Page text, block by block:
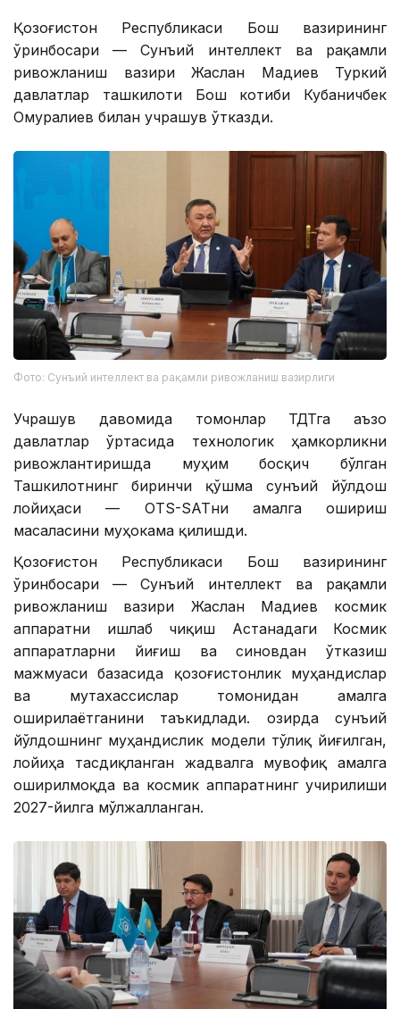
Қозоғистон Республикаси Бош вазирининг
ўринбосари — Сунъий интеллект ва рақамли
ривожланиш вазири Жаслан Мадиев Туркий
давлатлар ташкилоти Бош котиби Кубаничбек
Омуралиев билан учрашув ўтказди.
Фото: Сунъий интеллект ва рақамли ривожланиш вазирлиги
Учрашув давомида томонлар ТДТга аъзо
давлатлар ўртасида технологик ҳамкорликни
ривожлантиришда муҳим босқич бўлган
Ташкилотнинг биринчи қўшма сунъий йўлдош
лойиҳаси — OTS-SATни амалга ошириш
масаласини муҳокама қилишди.
Қозоғистон Республикаси Бош вазирининг
ўринбосари — Сунъий интеллект ва рақамли
ривожланиш вазири Жаслан Мадиев космик
аппаратни ишлаб чиқиш Астанадаги Космик
аппаратларни йиғиш ва синовдан ўтказиш
мажмуаси базасида қозоғистонлик муҳандислар
ва мутахассислар томонидан амалга
оширилаётганини таъкидлади. Ҳозирда сунъий
йўлдошнинг муҳандислик модели тўлиқ йиғилган,
лойиҳа тасдиқланган жадвалга мувофиқ амалга
оширилмоқда ва космик аппаратнинг учирилиши
2027-йилга мўлжалланган.